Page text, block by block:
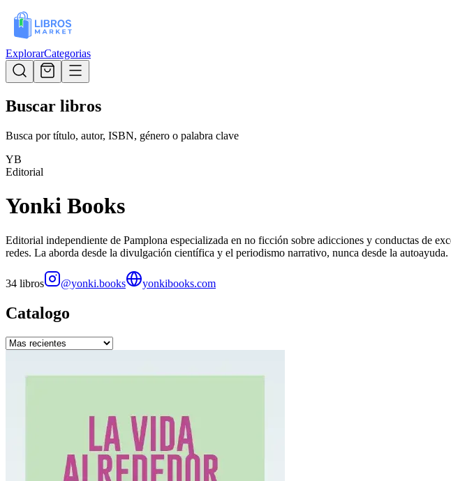
ExplorarCategorias
Buscar libros
Busca por título, autor, ISBN, género o palabra clave
YB
Editorial
Yonki Books
Editorial independiente de Pamplona especializada en no ficción sobre adicciones y conductas de
redes. La aborda desde la divulgación científica y el periodismo narrativo, nunca desde la
34 libros @yonki.books yonkibooks.com
Catalogo